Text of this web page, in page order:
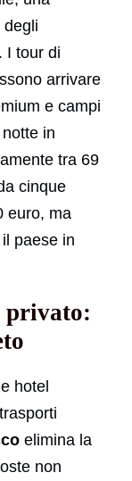
degli
I tour di
arrivare
e campi
in
tra 69
cinque
euro, ma
paese in
privato:
hotel
elimina la
non